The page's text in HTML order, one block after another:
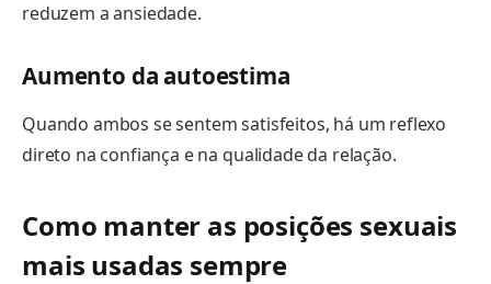
reduzem a ansiedade.
Aumento da autoestima
Quando ambos se sentem satisfeitos, há um reflexo
direto na confiança e na qualidade da relação.
Como manter as posições sexuais
mais usadas sempre